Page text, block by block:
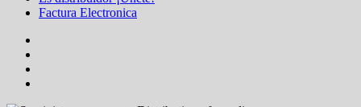
Factura Electronica